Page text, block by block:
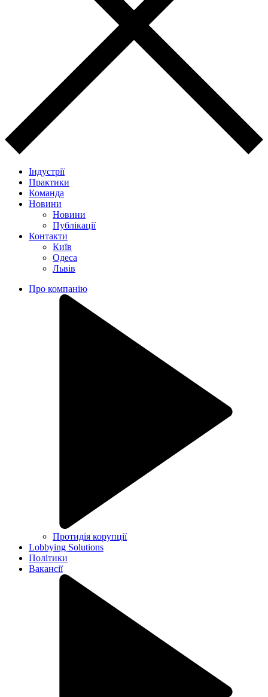
Індустрії
Практики
Команда
Новини
Новини
Публікації
Контакти
Київ
Одеса
Львів
Про компанію
Протидія корупції
Lobbying Solutions
Політики
Вакансії